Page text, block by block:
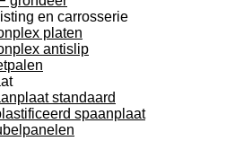
en carrosserie
platen
antislip
standaard
spaanplaat